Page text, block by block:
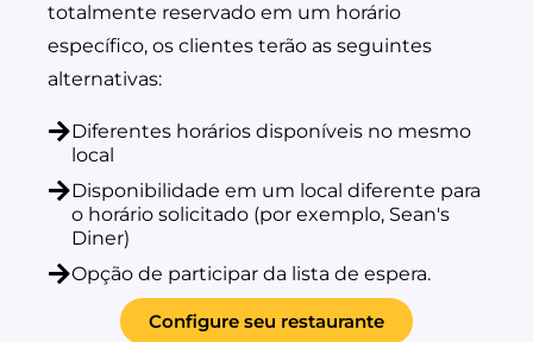
totalmente reservado em um horário
específico, os clientes terão as seguintes
alternativas:
Diferentes horários disponíveis no mesmo
local
Disponibilidade em um local diferente para
o horário solicitado (por exemplo, Sean's
Diner)
Opção de participar da lista de espera.
Configure seu restaurante